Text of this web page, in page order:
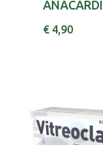
€ 4,90